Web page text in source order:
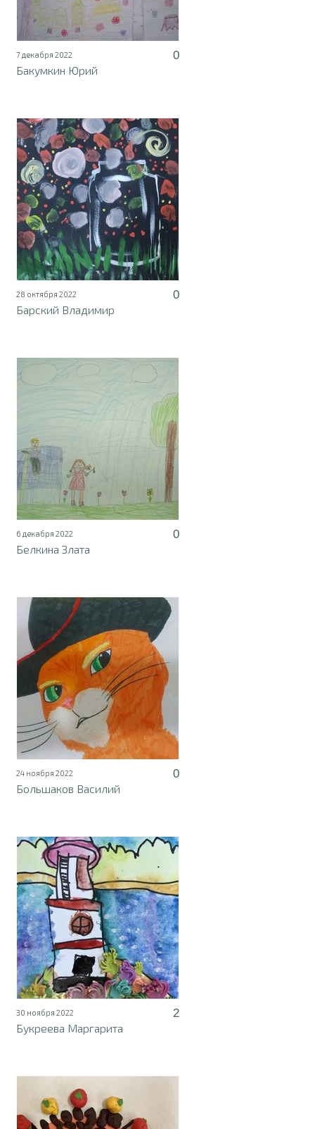
7 декабря 2022
0
Бакумкин Юрий
28 октября 2022
0
Барский Владимир
6 декабря 2022
0
Белкина Злата
24 ноября 2022
0
Большаков Василий
30 ноября 2022
2
Букреева Маргарита